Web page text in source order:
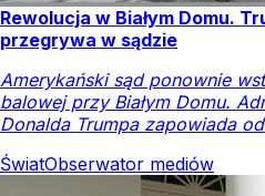
Rewolucja w Białym Domu.
przegrywa w sądzie
Amerykański sąd ponownie
balowej przy Białym Domu.
Donalda Trumpa zapowiada
ŚwiatObserwator mediów